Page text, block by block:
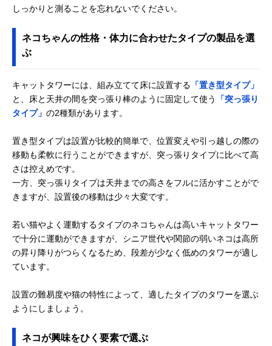
しっかりと測ることを忘れないでください。
ネコちゃんの性格・体力に合わせたタイプの製品を選
ぶ
キャットタワーには、組み立てて床に設置する 「置き型タイプ」
と、床と天井の間を突っ張り棒のように固定して使う
「突っ張り
タイプ」 の2種類があります。
置き型タイプは設置が比較的簡単で、位置変えや引っ越しの際の
移動も柔軟に行うことができますが、突っ張りタイプに比べて高
さは控えめです。
一方、突っ張りタイプは天井までの高さをフルに活かすことがで
きますが、設置後の移動は少々大変です。
若い猫やよく運動するタイプのネコちゃんは高いキャットタワー
で十分に運動ができますが、シニア世代や関節の弱いネコは高所
の昇り降りがつらくなるため、段差が少なく低めのタワーが適し
ています。
設置の難易度や猫の特性によって、適したタイプのタワーを選ぶ
ようにしましょう。
ネコが興味をひく要素で選ぶ